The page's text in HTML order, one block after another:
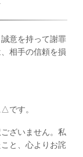
意を持って謝罪
相手の信頼を損
です。
ざいません。私
と、心よりお詫